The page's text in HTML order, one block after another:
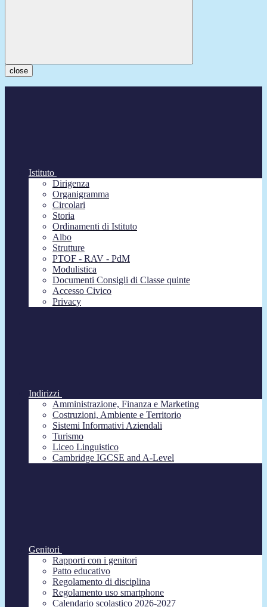
close
Istituto
Dirigenza
Organigramma
Circolari
Storia
Ordinamenti di Istituto
Albo
Strutture
PTOF - RAV - PdM
Modulistica
Documenti Consigli di Classe quinte
Accesso Civico
Privacy
Indirizzi
Amministrazione, Finanza e Marketing
Costruzioni, Ambiente e Territorio
Sistemi Informativi Aziendali
Turismo
Liceo Linguistico
Cambridge IGCSE and A-Level
Genitori
Rapporti con i genitori
Patto educativo
Regolamento di disciplina
Regolamento uso smartphone
Calendario scolastico 2026-2027